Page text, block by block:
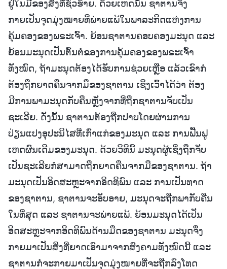
ຢູ່ໃນມືຂອງສິ່ງທີ່ຊົ່ວຮ້າຍ. ດ້ວຍເຫດນັ້ນ ຊາຕານຈຶ່ງ
ກາຍເປັນຈຸດມຸ່ງໝາຍທີ່ພ່າຍແພ້ໃນພາລະກິດແຫ່ງການ
ຄຸ້ມຄອງຂອງພຣະເຈົ້າ. ຍ້ອນຊາຕານຄອບຄອງມະນຸດ ແລະ
ຍ້ອນມະນຸດເປັນຕົ້ນຕໍຂອງການຄຸ້ມຄອງຂອງພຣະເຈົ້າ
ທັງໝົດ, ຖ້າມະນຸດຕ້ອງໄດ້ຮັບການຊ່ວຍເຫຼືອ ແລ້ວເຂົາກໍ
ຕ້ອງຖືກຍາດຄືນຈາກມືຂອງຊາຕານ ເຊິ່ງເວົ້າໄດ້ວ່າ ຕ້ອງ
ມີການພາມະນຸດກັບຄືນຫຼັງຈາກທີ່ຖືກຊາຕານຈັບເປັນ
ຊະເລີຍ. ດັ່ງນັ້ນ ຊາຕານຕ້ອງຖືກປາບໂດຍຜ່ານການ
ປ່ຽນແປງອຸປະນິໄສທີ່ເກົ່າແກ່ຂອງມະນຸດ ແລະ ການຟື້ນຟູ
ເຫດຜົນເດີມຂອງມະນຸດ. ດ້ວຍວິທີນີ້ ມະນຸດຜູ້ເຊິ່ງຖືກຈັບ
ເປັນຊະເລີຍກໍສາມາດຖືກຍາດຄືນຈາກມືຂອງຊາຕານ. ຖ້າ
ມະນຸດເປັນອິດສະຫຼະຈາກອິດທິພົນ ແລະ ການເປັນທາດ
ຂອງຊາຕານ, ຊາຕານຈະອັບອາຍ, ມະນຸດຈະຖືກພາກັບຄືນ
ໃນທີ່ສຸດ ແລະ ຊາຕານຈະພ່າຍແພ້. ຍ້ອນມະນຸດໄດ້ເປັນ
ອິດສະຫຼະຈາກອິດທິພົນດ້ານມືດຂອງຊາຕານ ມະນຸດຈຶ່ງ
ກາຍມາເປັນສິ່ງທີ່ຍາດເອົາມາຈາກສົງຄາມທັງໝົດນີ້ ແລະ
ຊາຕານກໍຈະກາຍມາເປັນຈຸດມຸ່ງໝາຍທີ່ຈະຖືກລົງໂທດ